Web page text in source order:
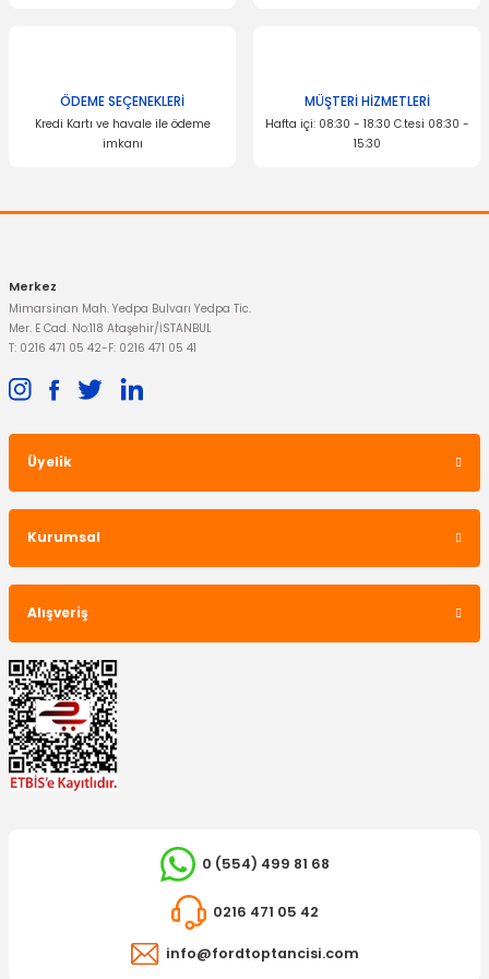
Arka Paçalık Transit V363 Sol Tek Teker
568,08 TL
ÖDEME SEÇENEKLERİ
Kredi Kartı ve havale ile ödeme
imkanı
MÜŞTERİ HİZMETLERİ
Hafta içi: 08:30 - 18:30 C.tesi 08:30 -
15:30
Merkez
Mimarsinan Mah. Yedpa Bulvarı Yedpa Tic.
Mer. E Cad. No:118 Ataşehir/İSTANBUL
T: 0216 471 05 42-F: 0216 471 05 41
Üyelik
Kurumsal
Alışveriş
0 (554) 499 81 68
0216 471 05 42
info@fordtoptancisi.com